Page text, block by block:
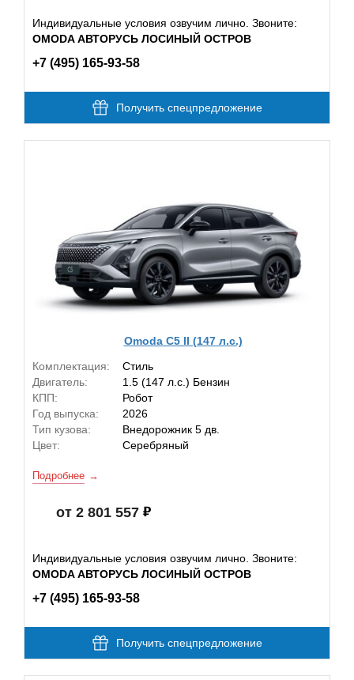
Индивидуальные условия озвучим лично. Звоните:
OMODA АВТОРУСЬ ЛОСИНЫЙ ОСТРОВ
+7 (495) 165-93-58
Получить спецпредложение
Omoda C5 II (147 л.с.)
Комплектация:
Стиль
Двигатель:
1.5 (147 л.с.) Бензин
КПП:
Робот
Год выпуска:
2026
Тип кузова:
Внедорожник 5 дв.
Цвет:
Серебряный
Подробнее
от 2 801 557
Индивидуальные условия озвучим лично. Звоните:
OMODA АВТОРУСЬ ЛОСИНЫЙ ОСТРОВ
+7 (495) 165-93-58
Получить спецпредложение